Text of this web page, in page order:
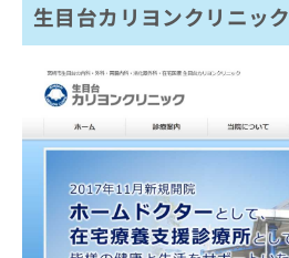
生目台カリヨンクリニック